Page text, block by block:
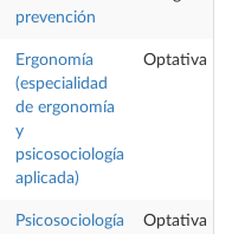
prevención
Ergonomía
(especialidad
de ergonomía
y
psicosociología
aplicada)
Optativa
Psicosociología
Optativa